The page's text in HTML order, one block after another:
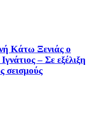
Κάτω Ξενιάς ο
– Σε εξέλιξη
σεισμούς